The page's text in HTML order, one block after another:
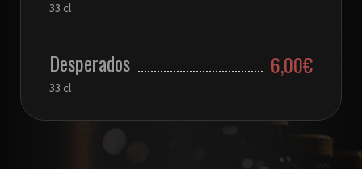
33 cl
Desperados 6,00€
33 cl